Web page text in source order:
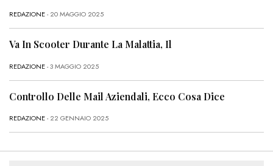
REDAZIONE- 20 MAGGIO 2025
Va In Scooter Durante La Malattia, Il
REDAZIONE- 3 MAGGIO 2025
Controllo Delle Mail Aziendali, Ecco Cosa Dice
REDAZIONE- 22 GENNAIO 2025